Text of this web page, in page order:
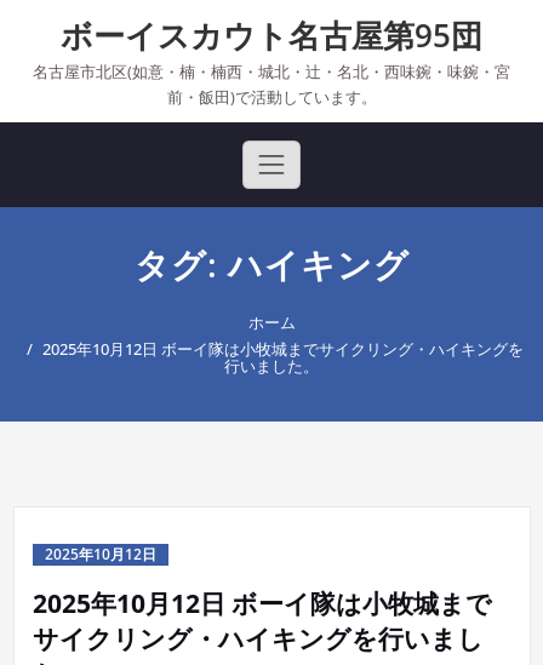
content
ボーイスカウト名古屋第95団
名古屋市北区(如意・楠・楠西・城北・辻・名北・西味鋺・味鋺・宮
前・飯田)で活動しています。
タグ: ハイキング
ホーム
2025年10月12日 ボーイ隊は小牧城までサイクリング・ハイキングを
行いました。
2025年10月12日
2025年10月12日 ボーイ隊は小牧城まで
サイクリング・ハイキングを行いまし